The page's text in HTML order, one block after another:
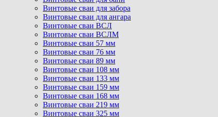
Винтовые сваи для забора
Винтовые сваи для ангара
Винтовые сваи ВСЛ
Винтовые сваи ВСЛМ
Винтовые сваи 57 мм
Винтовые сваи 76 мм
Винтовые сваи 89 мм
Винтовые сваи 108 мм
Винтовые сваи 133 мм
Винтовые сваи 159 мм
Винтовые сваи 168 мм
Винтовые сваи 219 мм
Винтовые сваи 325 мм